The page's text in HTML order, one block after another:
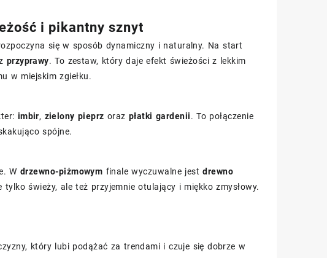
i pikantny sznyt
się w sposób dynamiczny i naturalny. Na start
przyprawy. To zestaw, który daje efekt świeżości z lekkim
w miejskim zgiełku.
imbir, zielony pieprz oraz płatki gardenii. To połączenie
spójne.
W drzewno-piżmowym finale wyczuwalne jestdrewno
świeży, ale też przyjemnie otulający i miękko zmysłowy.
który lubi podążać za trendami i czuje się dobrze w